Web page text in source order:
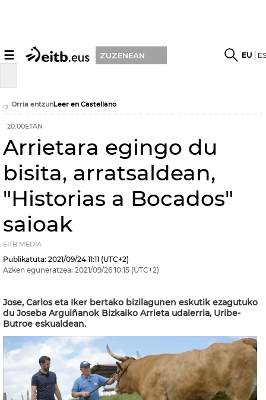
☰ ZUZENEAN EU
Orria entzunLeer en Castellano
20:00ETAN
Arrietara egingo du
bisita, arratsaldean,
"Historias a Bocados"
saioak
EITB MEDIA
Publikatuta: 2021/09/24 11:11 (UTC+2)
Azken eguneratzea: 2021/09/26 10:15 (UTC+2)
Jose, Carlos eta Iker bertako bizilagunen eskutik ezagutuko
du Joseba Arguiñanok Bizkaiko Arrieta udalerria, Uribe-
Butroe eskualdean.